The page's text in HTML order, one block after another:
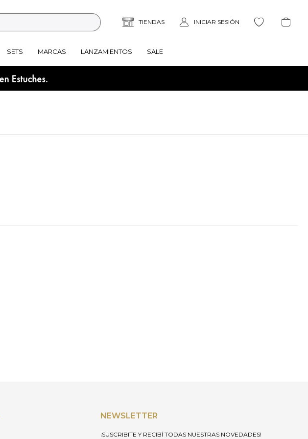
SETS MARCAS LANZAMIENTOS SALE
NEWSLETTER
¡SUSCRIBITE Y RECIBÍ TODAS NUESTRAS NOVEDADES!